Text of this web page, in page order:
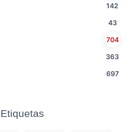
142
43
704
363
697
Etiquetas